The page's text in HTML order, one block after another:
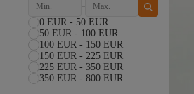
0 EUR - 50 EUR
50 EUR - 100 EUR
100 EUR - 150 EUR
150 EUR - 225 EUR
225 EUR - 350 EUR
350 EUR - 800 EUR